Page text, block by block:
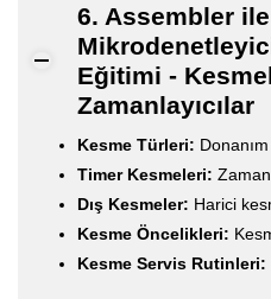
6. Assembler ile
Eğitimi -
Zamanlayıcılar
Kesme Türleri:
Timer Kesmeleri:
Dış Kesmeler: Harici
Kesme Öncelikleri:
Kesme Servis Rutinleri: